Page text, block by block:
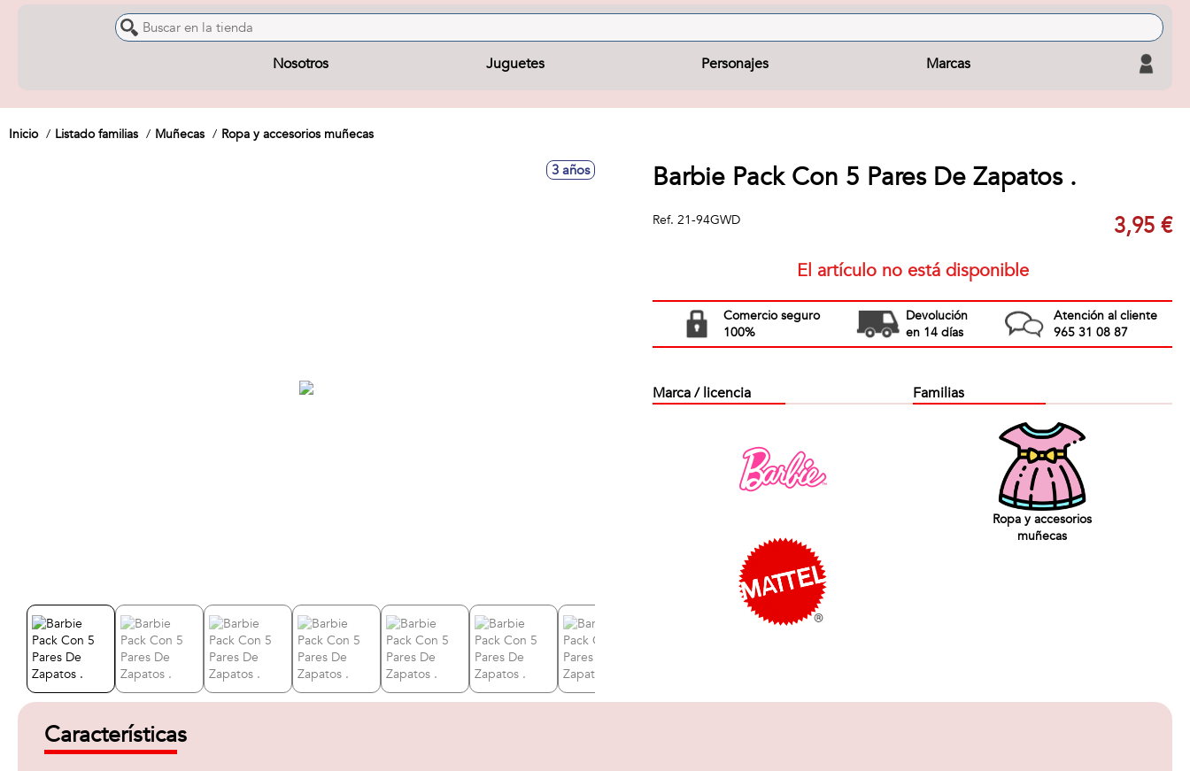
Nosotros Juguetes Personajes Marcas
Inicio Listado familias Muñecas Ropa y accesorios muñecas
3 años Barbie Pack Con 5 Pares De Zapatos .
Ref. 21-94GWD 3,95 €
El artículo no está disponible
Comercio seguro
100%
Devolución
en 14 días
Atención al cliente
965 31 08 87
Marca / licencia Familias
Ropa y accesorios
muñecas
Características